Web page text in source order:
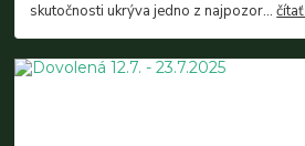
skutočnosti ukrýva jedno z najpozor...